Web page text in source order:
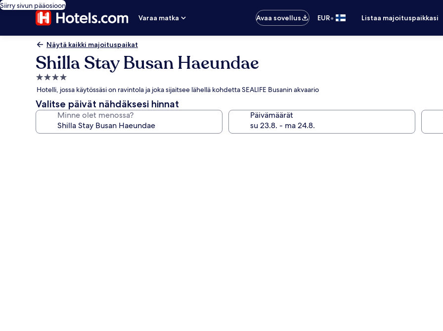
Siirry sivun pääosioon
Varaa matka
Avaa sovellus EUR• Listaa majoituspaikkasi
Näytä kaikki majoituspaikat
Shilla Stay Busan Haeundae
4.0
tähden
majoituspaikka
Hotelli, jossa käytössäsi on ravintola ja joka sijaitsee lähellä kohdetta SEALIFE Busanin akvaario
Valitse päivät nähdäksesi hinnat
Minne olet menossa? Päivämäärät